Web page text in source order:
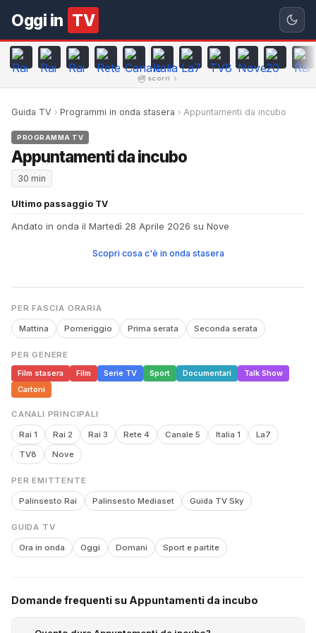
Oggi in TV
scorri
Guida TV Programmi in onda stasera Appuntamenti da incubo
PROGRAMMA TV
Appuntamenti da incubo
30 min
Ultimo passaggio TV
Andato in onda il Martedì 28 Aprile 2026 su Nove
Scopri cosa c'è in onda stasera
PER FASCIA ORARIA
Mattina Pomeriggio Prima serata Seconda serata
PER GENERE
Film stasera
Film Serie TV Sport Documentari
Talk Show
Cartoni
CANALI PRINCIPALI
Rai 1 Rai 2 Rai 3 Rete 4 Canale 5 Italia 1
La7
TV8
Nove
PER EMITTENTE
Palinsesto Rai Palinsesto Mediaset Guida TV Sky
GUIDA TV
Ora in onda Oggi Domani Sport e partite
Domande frequenti su Appuntamenti da incubo